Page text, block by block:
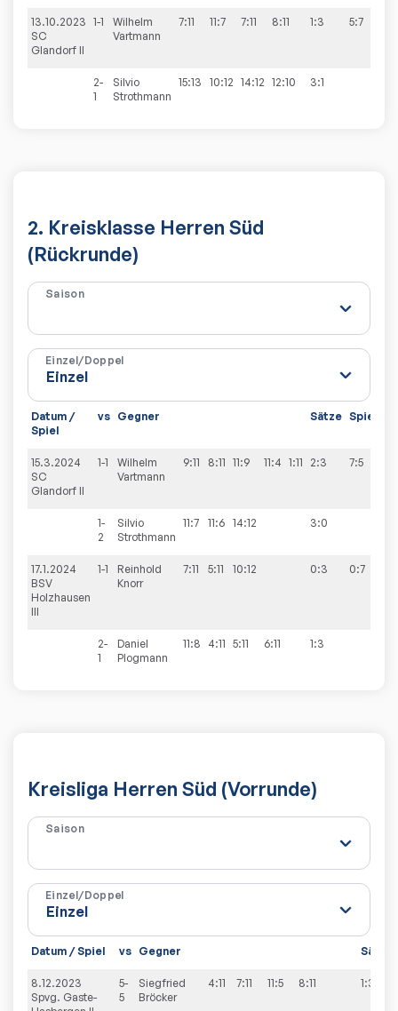
13.10.2023
SC
Glandorf II
1-1
Wilhelm
Vartmann
7:11 11:7 7:11 8:11 1:3 5:7
2-
1
Silvio
Strothmann
15:13 10:12 14:12 12:10 3:1
2. Kreisklasse Herren Süd
(Rückrunde)
Saison
Einzel/Doppel
Datum /
Spiel
vs Gegner Sätze Spiele
15.3.2024
SC
Glandorf II
1-1
Wilhelm
Vartmann
9:11 8:11 11:9 11:4 1:11 2:3 7:5
1-
2
Silvio
Strothmann
11:7 11:6 14:12 3:0
17.1.2024
BSV
Holzhausen
III
1-1
Reinhold
Knorr
7:11 5:11 10:12 0:3 0:7
2-
1
Daniel
Plogmann
11:8 4:11 5:11 6:11 1:3
Kreisliga Herren Süd (Vorrunde)
Saison
Einzel/Doppel
Datum / Spiel vs Gegner Sätze
8.12.2023
Spvg. Gaste-
5-
5
Siegfried
Bröcker
4:11 7:11 11:5 8:11 1:3